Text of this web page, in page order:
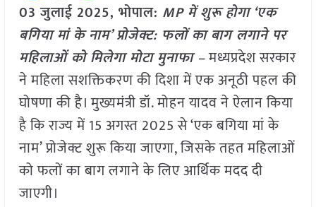
03 जुलाई 2025, भोपाल: MP में शुरू होगा ‘एक
बगिया मां के नाम’ प्रोजेक्ट: फलों का बाग लगाने पर
महिलाओं को मिलेगा मोटा मुनाफा –मध्यप्रदेश सरकार
ने महिला सशक्तिकरण की दिशा में एक अनूठी पहल की
घोषणा की है। मुख्यमंत्री डॉ. मोहन यादव ने ऐलान किया
है कि राज्य में 15 अगस्त 2025 से ‘एक बगिया मां के
नाम’ प्रोजेक्ट शुरू किया जाएगा, जिसके तहत महिलाओं
को फलों का बाग लगाने के लिए आर्थिक मदद दी
जाएगी।